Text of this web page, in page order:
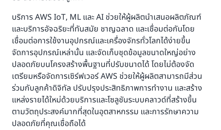
บริการ AWS IoT, ML และ AI ช่วยให้ผู้ผลิตนำเสนอผลิตภัณฑ์
และบริการอัจฉริยะที่ทันสมัย ชาญฉลาด และเชื่อมต่อกันโดย
เชื่อมต่อการใช้งานอุปกรณ์และเครื่องจักรทั่วโลกได้ง่ายขึ้น
จัดการอุปกรณ์เหล่านั้น และจัดเก็บชุดข้อมูลขนาดใหญ่อย่าง
ปลอดภัยบนโครงสร้างพื้นฐานที่ปรับขนาดได้ โดยไม่ต้องจัด
เตรียมหรือจัดการเซิร์ฟเวอร์ AWS ช่วยให้ผู้ผลิตสามารถมีส่วน
ร่วมกับลูกค้าดิจิทัล ปรับปรุงประสิทธิภาพการทำงาน และสร้าง
แหล่งรายได้ใหม่ด้วยบริการและโซลูชันระบบคลาวด์ที่สร้างขึ้น
ตามวัตถุประสงค์มากที่สุดในอุตสาหกรรม และการรักษาความ
ปลอดภัยที่คุณเชื่อถือได้